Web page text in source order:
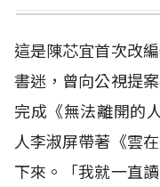
這是陳芯宜首次改
書迷，曾向公視提
完成《無法離開的
人李淑屏帶著《雲
下來。「我就一直